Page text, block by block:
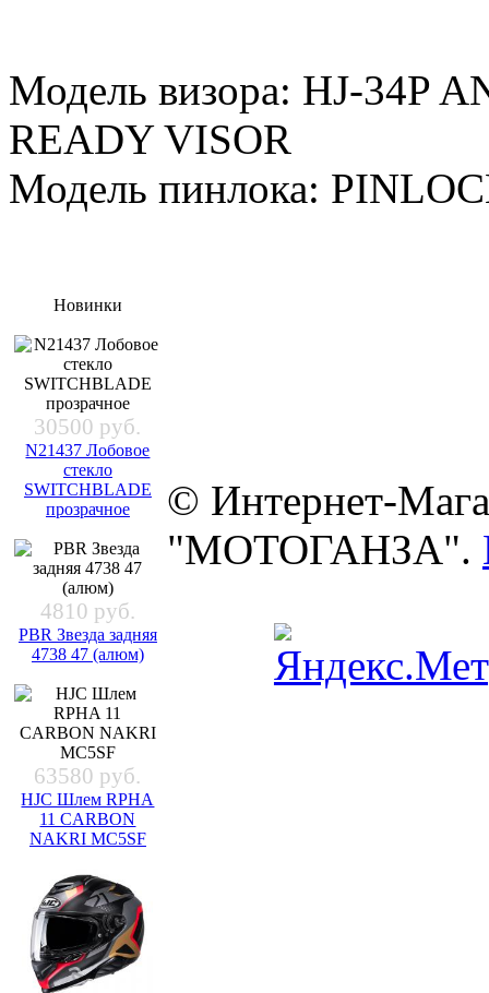
Модель визора: HJ-34P
READY VISOR
Модель пинлока:
Новинки
30500 руб.
N21437 Лобовое
стекло
SWITCHBLADE
прозрачное
4810 руб.
PBR Звезда задняя
4738 47 (алюм)
63580 руб.
HJC Шлем RPHA
11 CARBON
NAKRI MC5SF
© Интернет-
"МОТОГАНЗА".